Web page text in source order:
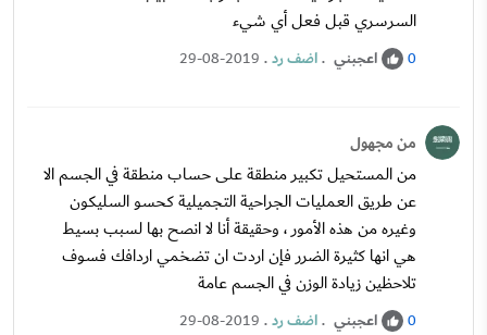
السرسري قبل فعل أي شيء
0 اعجبني .اضف رد.
29-08-2019
من مجهول
من المستحيل تكبير منطقة على حساب منطقة في الجسم الا
عن طريق العمليات الجراحية التجميلية كحسو السليكون
وغيره من هذه الأمور ، وحقيقة أنا لا انصح بها لسبب بسيط
هي انها كثيرة الضرر فإن اردت ان تضخمي اردافك فسوف
تلاحظين زيادة الوزن في الجسم عامة
0 اعجبني .اضف رد.
29-08-2019